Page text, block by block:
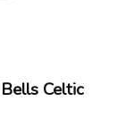
Celtic